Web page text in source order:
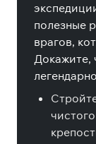
полезные
врагов,
Докажите,